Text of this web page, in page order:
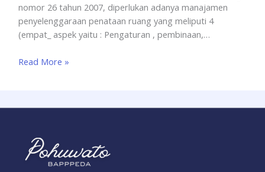
nomor 26 tahun 2007, diperlukan adanya manajamen
penyelenggaraan penataan ruang yang meliputi 4
(empat_ aspek yaitu : Pengaturan , pembinaan,…
Read More »